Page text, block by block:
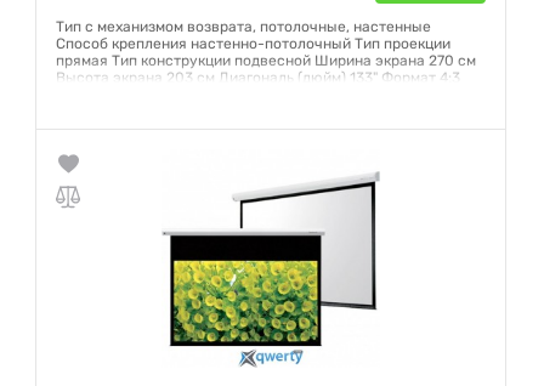
Тип с механизмом возврата, потолочные, настенные
Способ крепления настенно-потолочный Тип проекции
прямая Тип конструкции подвесной Ширина экрана 270 см
Высота экрана 203 см Диагональ (дюйм) 133" Формат 4:3
Гарантия:6 месяцев